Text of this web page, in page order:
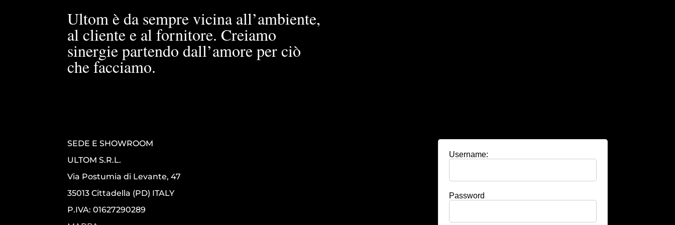
Ultom è da sempre vicina all’ambiente,
al cliente e al fornitore. Creiamo
sinergie partendo dall’amore per ciò
che facciamo.
SEDE E SHOWROOM
ULTOM S.R.L.
Via Postumia di Levante, 47
35013 Cittadella (PD) ITALY
P.IVA: 01627290289
Username:
Password